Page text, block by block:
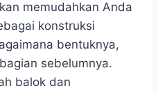
memudahkan Anda
konstruksi
bentuknya,
sebelumnya.
balok dan